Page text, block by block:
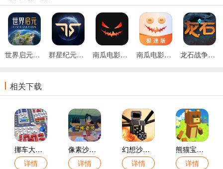
世界启元游戏 群星纪元游戏 南瓜电影官方版 南瓜电影极速版官方版 龙石战争游戏
相关下载
挪车大冒险游戏
详情
像素沙盒世界冒险游戏
详情
幻想沙盒冒险游戏
详情
熊猫宝宝冒险游戏
详情